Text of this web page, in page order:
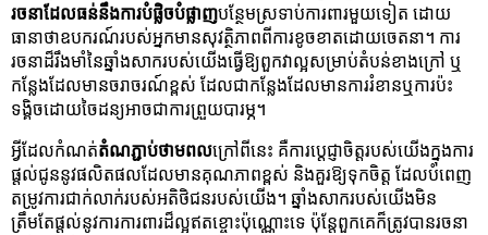
រចនាដែលធន់នឹងការបំផ្លិចបំផ្លាញបន្ថែមស្រទាប់ការពារមួយទៀត ដោយ
ធានាថាឧបករណ៍របស់អ្នកមានសុវត្ថិភាពពីការខូចខាតដោយចេតនា។ ការ
រចនាដ៏រឹងមាំនៃឆ្នាំងសាករបស់យើងធ្វើឱ្យពួកវាល្អសម្រាប់តំបន់ខាងក្រៅ ឬ
កន្លែងដែលមានចរាចរណ៍ខ្ពស់ ដែលជាកន្លែងដែលមានការរំខានឬការប៉ះ
ទង្គិចដោយចៃដន្យអាចជាការព្រួយបារម្ភ។
អ្វីដែលកំណត់តំណភ្ជាប់ថាមពលក្រៅពីនេះ គឺការប្តេជ្ញាចិត្តរបស់យើងក្នុងការ
ផ្តល់ជូននូវផលិតផលដែលមានគុណភាពខ្ពស់ និងគួរឱ្យទុកចិត្ត ដែលបំពេញ
តម្រូវការជាក់លាក់របស់អតិថិជនរបស់យើង។ ឆ្នាំងសាករបស់យើងមិន
ត្រឹមតែផ្តល់នូវការការពារដ៏ល្អឥតខ្ចោះប៉ុណ្ណោះទេ ប៉ុន្តែពួកគេក៏ត្រូវបានរចនា